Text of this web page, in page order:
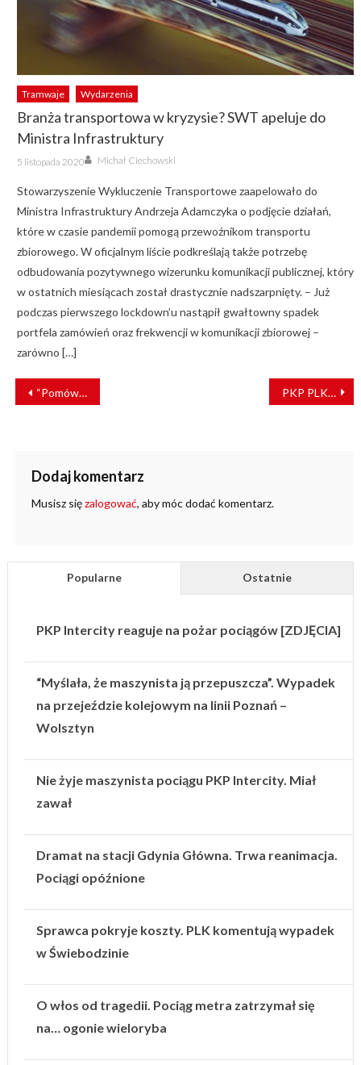
Tramwaje Wydarzenia
Branża transportowa w kryzysie? SWT apeluje do
Ministra Infrastruktury
Posted
on
5 listopada 2020 Author
Michał Ciechowski
Stowarzyszenie Wykluczenie Transportowe zaapelowało do
Ministra Infrastruktury Andrzeja Adamczyka o podjęcie działań,
które w czasie pandemii pomogą przewoźnikom transportu
zbiorowego. W oficjalnym liście podkreślają także potrzebę
odbudowania pozytywnego wizerunku komunikacji publicznej, który
w ostatnich miesiącach został drastycznie nadszarpnięty. – Już
podczas pierwszego lockdown’u nastąpił gwałtowny spadek
portfela zamówień oraz frekwencji w komunikacji zbiorowej –
zarówno […]
NAWIGACJA
WPISU
“Pomówienia i nieprawdziwe informacje”. PKP Intercity wydało komunikat PKP PLK korygują błędy w projektach inwestycyjnych
Dodaj komentarz
Musisz sięzalogować, aby móc dodać komentarz.
Popularne Ostatnie
PKP Intercity reaguje na pożar pociągów [ZDJĘCIA]
“Myślała, że maszynista ją przepuszcza”. Wypadek
na przejeździe kolejowym na linii Poznań –
Wolsztyn
Nie żyje maszynista pociągu PKP Intercity. Miał
zawał
Dramat na stacji Gdynia Główna. Trwa reanimacja.
Pociągi opóźnione
Sprawca pokryje koszty. PLK komentują wypadek
w Świebodzinie
O włos od tragedii. Pociąg metra zatrzymał się
na… ogonie wieloryba